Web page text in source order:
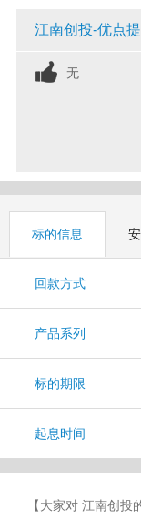
江南创投-优点
无
标的信息
回款方式
产品系列
标的期限
起息时间
【大家对 江南创投